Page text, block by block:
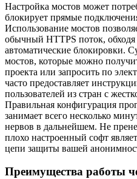
Настройка мостов может
блокирует прямые
Использование мостов
обычный HTTPS поток, обходя
автоматические блокировки.
мостов, которые можно
проекта или запросить по
часто предоставляет
пользователей из стран с
Правильная конфигурация
занимает всего несколько
нервов в дальнейшем. Не
плохо настроенный софт
цепи защиты вашей
Преимущества работы